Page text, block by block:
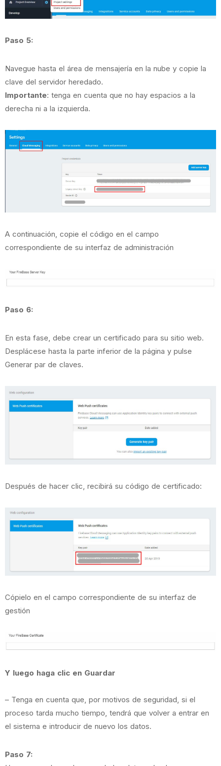
Paso 5:
Navegue hasta el área de mensajería en la nube y copie la
clave del servidor heredado.
Importante: tenga en cuenta que no hay espacios a la
derecha ni a la izquierda.
A continuación, copie el código en el campo
correspondiente de su interfaz de administración
Paso 6:
En esta fase, debe crear un certificado para su sitio web.
Desplácese hasta la parte inferior de la página y pulse
Generar par de claves.
Después de hacer clic, recibirá su código de certificado:
Cópielo en el campo correspondiente de su interfaz de
gestión
Y luego haga clic en Guardar
– Tenga en cuenta que, por motivos de seguridad, si el
proceso tarda mucho tiempo, tendrá que volver a entrar en
el sistema e introducir de nuevo los datos.
Paso 7: